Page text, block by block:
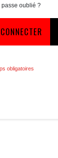
passe oublié ?